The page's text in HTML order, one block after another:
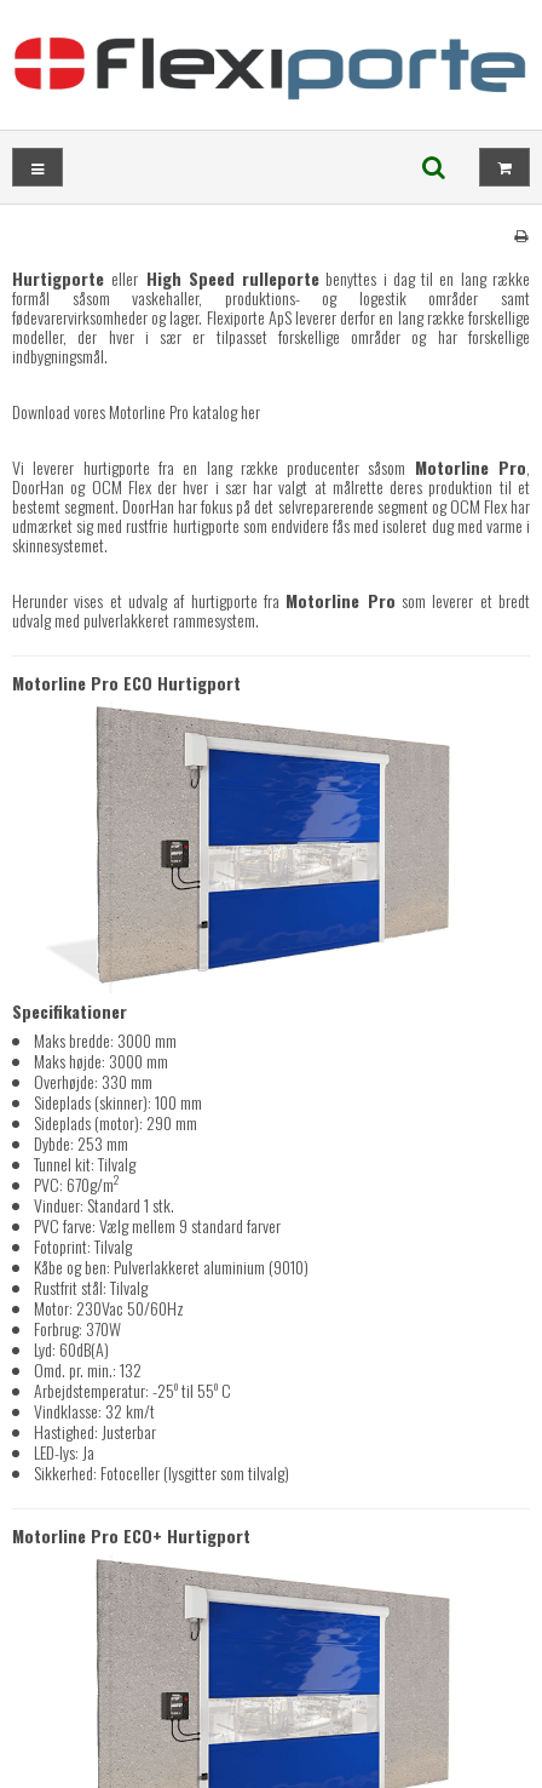
Hurtigporte eller High Speed rulleporte benyttes i dag til en lang række
formål såsom vaskehaller, produktions- og logestik områder samt
fødevarervirksomheder og lager. Flexiporte ApS leverer derfor en lang række forskellige
modeller, der hver i sær er tilpasset forskellige områder og har forskellige
indbygningsmål.
Download vores Motorline Pro katalog her
Vi leverer hurtigporte fra en lang række producenter såsom Motorline Pro,
DoorHan og OCM Flex der hver i sær har valgt at målrette deres produktion til et
bestemt segment. DoorHan har fokus på det selvreparerende segment og OCM Flex har
udmærket sig med rustfrie hurtigporte som endvidere fås med isoleret dug med varme i
skinnesystemet.
Herunder vises et udvalg af hurtigporte fra Motorline Pro som leverer et bredt
udvalg med pulverlakkeret rammesystem.
Motorline Pro ECO Hurtigport
Specifikationer
Maks bredde: 3000 mm
Maks højde: 3000 mm
Overhøjde: 330 mm
Sideplads (skinner): 100 mm
Sideplads (motor): 290 mm
Dybde: 253 mm
Tunnel kit: Tilvalg
PVC: 670g/m2
Vinduer: Standard 1 stk.
PVC farve: Vælg mellem 9 standard farver
Fotoprint: Tilvalg
Kåbe og ben: Pulverlakkeret aluminium (9010)
Rustfrit stål: Tilvalg
Motor: 230Vac 50/60Hz
Forbrug: 370W
Lyd: 60dB(A)
Omd. pr. min.: 132
Arbejdstemperatur: -25otil 55oC
Vindklasse: 32 km/t
Hastighed: Justerbar
LED-lys: Ja
Sikkerhed: Fotoceller (lysgitter som tilvalg)
Motorline Pro ECO+ Hurtigport